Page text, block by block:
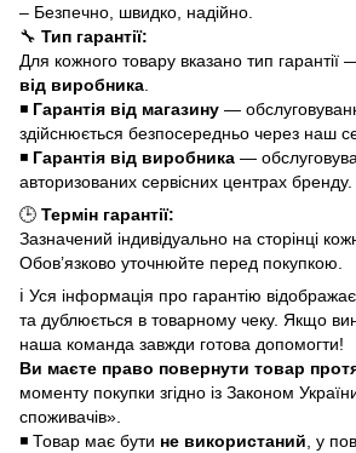
– Безпечно, швидко, надійно.
🔧 Тип гарантії:
Для кожного товару вказано тип гарантії
від виробника
◾ Гарантія від магазину —
здійснюється безпосередньо через наш
◾ Гарантія від виробника —
авторизованих сервісних центрах бренду.
🕒 Термін гарантії:
Зазначений індивідуально на сторінці
Обов’язково уточнюйте перед покупкою.
ℹ️ Уся інформація про гарантію
та дублюється в товарному чеку. Якщо
наша команда завжди готова допомогти!
Ви маєте право повернути товар
моменту покупки згідно із Законом
споживачів».
◾ Товар має бути не використаний , у